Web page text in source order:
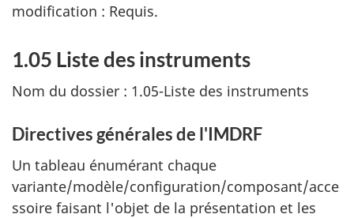
modification : Requis.
1.05 Liste des instruments
Nom du dossier : 1.05-Liste des instruments
Directives générales de l'IMDRF
Un tableau énumérant chaque
variante/modèle/configuration/composant/acce
ssoire faisant l'objet de la présentation et les